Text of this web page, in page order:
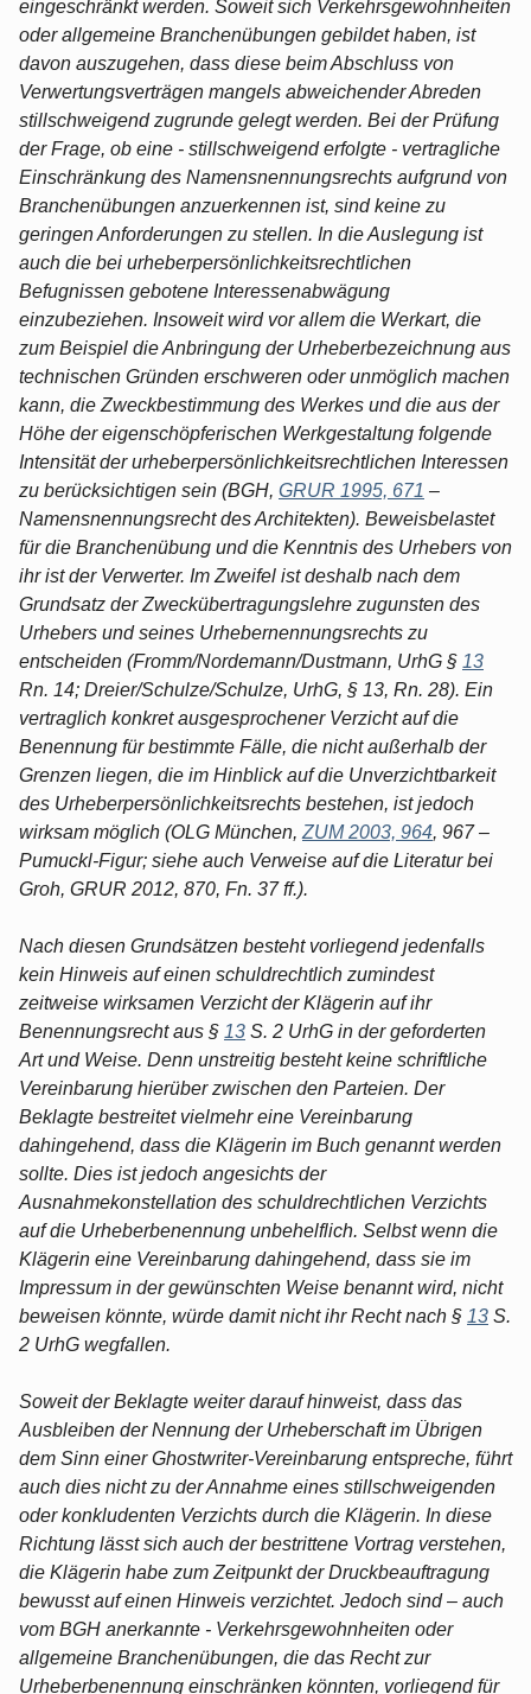
eingeschränkt werden. Soweit sich Verkehrsgewohnheiten
oder allgemeine Branchenübungen gebildet haben, ist
davon auszugehen, dass diese beim Abschluss von
Verwertungsverträgen mangels abweichender Abreden
stillschweigend zugrunde gelegt werden. Bei der Prüfung
der Frage, ob eine - stillschweigend erfolgte - vertragliche
Einschränkung des Namensnennungsrechts aufgrund von
Branchenübungen anzuerkennen ist, sind keine zu
geringen Anforderungen zu stellen. In die Auslegung ist
auch die bei urheberpersönlichkeitsrechtlichen
Befugnissen gebotene Interessenabwägung
einzubeziehen. Insoweit wird vor allem die Werkart, die
zum Beispiel die Anbringung der Urheberbezeichnung aus
technischen Gründen erschweren oder unmöglich machen
kann, die Zweckbestimmung des Werkes und die aus der
Höhe der eigenschöpferischen Werkgestaltung folgende
Intensität der urheberpersönlichkeitsrechtlichen Interessen
zu berücksichtigen sein (BGH, GRUR 1995, 671 –
Namensnennungsrecht des Architekten). Beweisbelastet
für die Branchenübung und die Kenntnis des Urhebers von
ihr ist der Verwerter. Im Zweifel ist deshalb nach dem
Grundsatz der Zweckübertragungslehre zugunsten des
Urhebers und seines Urhebernennungsrechts zu
entscheiden (Fromm/Nordemann/Dustmann, UrhG § 13
Rn. 14; Dreier/Schulze/Schulze, UrhG, § 13, Rn. 28). Ein
vertraglich konkret ausgesprochener Verzicht auf die
Benennung für bestimmte Fälle, die nicht außerhalb der
Grenzen liegen, die im Hinblick auf die Unverzichtbarkeit
des Urheberpersönlichkeitsrechts bestehen, ist jedoch
wirksam möglich (OLG München, ZUM 2003, 964, 967 –
Pumuckl-Figur; siehe auch Verweise auf die Literatur bei
Groh, GRUR 2012, 870, Fn. 37 ff.).
Nach diesen Grundsätzen besteht vorliegend jedenfalls
kein Hinweis auf einen schuldrechtlich zumindest
zeitweise wirksamen Verzicht der Klägerin auf ihr
Benennungsrecht aus § 13 S. 2 UrhG in der geforderten
Art und Weise. Denn unstreitig besteht keine schriftliche
Vereinbarung hierüber zwischen den Parteien. Der
Beklagte bestreitet vielmehr eine Vereinbarung
dahingehend, dass die Klägerin im Buch genannt werden
sollte. Dies ist jedoch angesichts der
Ausnahmekonstellation des schuldrechtlichen Verzichts
auf die Urheberbenennung unbehelflich. Selbst wenn die
Klägerin eine Vereinbarung dahingehend, dass sie im
Impressum in der gewünschten Weise benannt wird, nicht
beweisen könnte, würde damit nicht ihr Recht nach § 13 S.
2 UrhG wegfallen.
Soweit der Beklagte weiter darauf hinweist, dass das
Ausbleiben der Nennung der Urheberschaft im Übrigen
dem Sinn einer Ghostwriter-Vereinbarung entspreche, führt
auch dies nicht zu der Annahme eines stillschweigenden
oder konkludenten Verzichts durch die Klägerin. In diese
Richtung lässt sich auch der bestrittene Vortrag verstehen,
die Klägerin habe zum Zeitpunkt der Druckbeauftragung
bewusst auf einen Hinweis verzichtet. Jedoch sind – auch
vom BGH anerkannte - Verkehrsgewohnheiten oder
allgemeine Branchenübungen, die das Recht zur
Urheberbenennung einschränken könnten, vorliegend für